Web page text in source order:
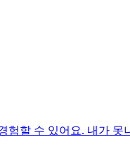
할 수 있어요. 내가